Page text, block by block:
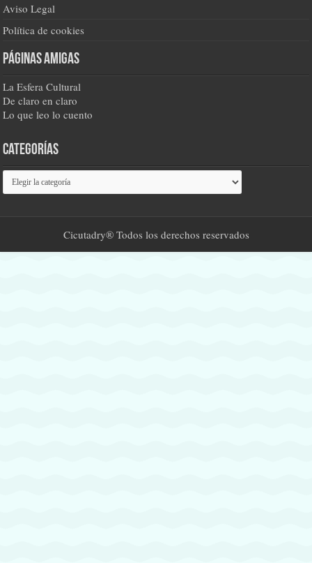
Aviso Legal
Política de cookies
Páginas amigas
La Esfera Cultural
De claro en claro
Lo que leo lo cuento
Categorías
Categorías
Cicutadry® Todos los derechos reservados